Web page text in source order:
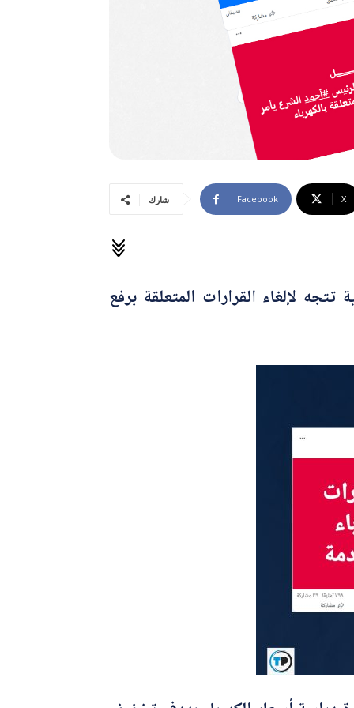
شارك Facebook X
لإلغاء القرارات المتعلقة برفع